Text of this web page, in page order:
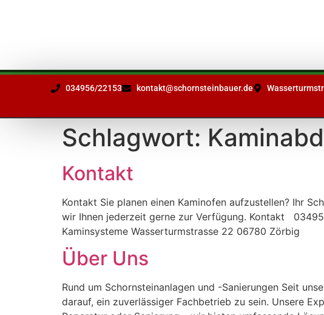
034956/22153 kontakt@schornsteinbauer.de
Schlagwort:
Kontakt
Kontakt Sie planen einen Kaminofen aufzustellen? Ihr
wir Ihnen jederzeit gerne zur Verfügung. Kontakt
Kaminsysteme Wasserturmstrasse 22 06780 Zörbig
Über Uns
Rund um Schornsteinanlagen und -Sanierungen Seit
darauf, ein zuverlässiger Fachbetrieb zu sein. Unsere